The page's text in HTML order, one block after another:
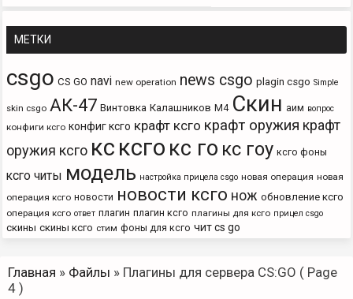
МЕТКИ
csgo CS GO navi new operation news csgo plagin csgo Simple
skin csgo АК-47 Винтовка Калашников М4 Скин аим вопрос
конфиги ксго конфиг ксго крафт ксго крафт оружия крафт
оружия ксго кс ксго кс го кс гоу ксго фоны
ксго читы модель настройка прицела csgo новая операция новая
операция ксго новости новости ксго нож обновление ксго
операция ксго ответ плагин плагин ксго плагины для ксго прицел csgo
скины скины ксго стим фоны для ксго чит cs go
Главная » Файлы » Плагины для сервера CS:GO ( Page
4 )